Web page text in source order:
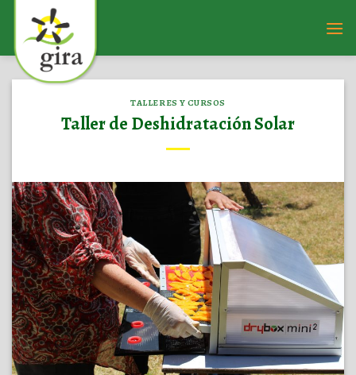
contenido
TALLERES Y CURSOS
Taller de Deshidratación Solar